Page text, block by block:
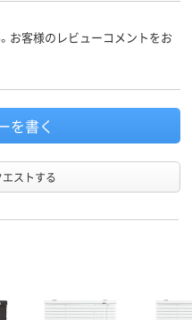
お客様のレビューコメントをお
を書く
ストする